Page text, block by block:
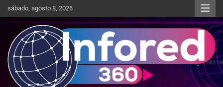
sábado, agosto 8, 2026